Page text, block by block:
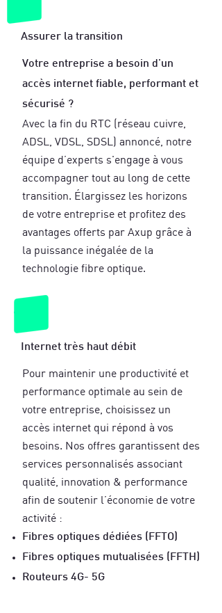
Assurer la transition
Votre entreprise a besoin d'un
accès internet fiable, performant et
sécurisé ?
Avec la fin du RTC (réseau cuivre,
ADSL, VDSL, SDSL) annoncé, notre
équipe d’experts s'engage à vous
accompagner tout au long de cette
transition. Élargissez les horizons
de votre entreprise et profitez des
avantages offerts par Axup grâce à
la puissance inégalée de la
technologie fibre optique.
Internet très haut débit
Pour maintenir une productivité et
performance optimale au sein de
votre entreprise, choisissez un
accès internet qui répond à vos
besoins. Nos offres garantissent des
services personnalisés associant
qualité, innovation & performance
afin de soutenir l’économie de votre
activité :
Fibres optiques dédiées (FFTO)
Fibres optiques mutualisées (FFTH)
Routeurs 4G- 5G